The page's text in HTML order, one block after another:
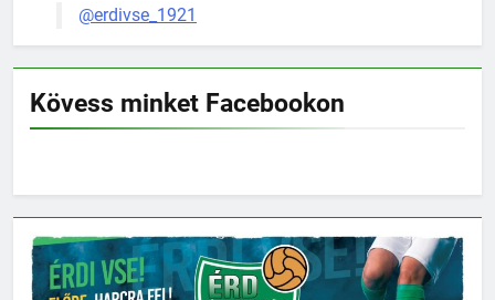
@erdivse_1921
Kövess minket Facebookon